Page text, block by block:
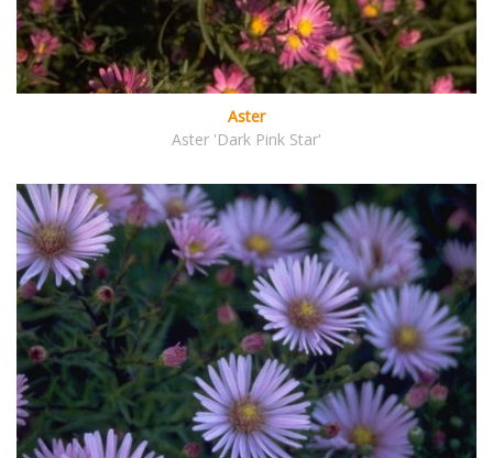
Aster
Aster 'Dark Pink Star'